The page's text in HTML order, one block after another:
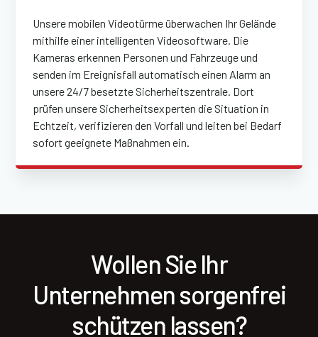
Unsere mobilen Videotürme überwachen Ihr Gelände
mithilfe einer intelligenten Videosoftware. Die
Kameras erkennen Personen und Fahrzeuge und
senden im Ereignisfall automatisch einen Alarm an
unsere 24/7 besetzte Sicherheitszentrale. Dort
prüfen unsere Sicherheitsexperten die Situation in
Echtzeit, verifizieren den Vorfall und leiten bei Bedarf
sofort geeignete Maßnahmen ein.
Wollen Sie Ihr
Unternehmen sorgenfrei
schützen lassen?